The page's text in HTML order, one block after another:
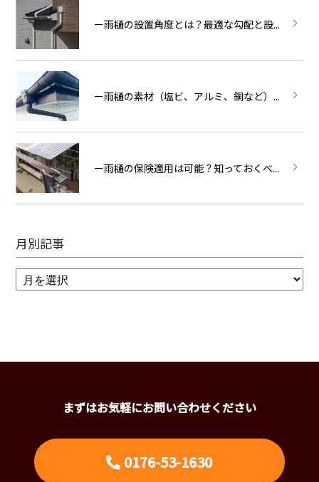
ー雨樋の設置角度とは？最適な勾配と設...
ー雨樋の素材（塩ビ、アルミ、銅など）...
ー雨樋の保険適用は可能？知っておくべ...
月別記事
まずはお気軽にお問い合わせください
0176-53-1630